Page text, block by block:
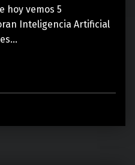
hoy vemos 5
Inteligencia Artificial